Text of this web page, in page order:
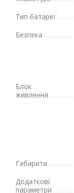
Тип батареї
Безпека
Блок
живлення
Габарити
Додаткові
параметри